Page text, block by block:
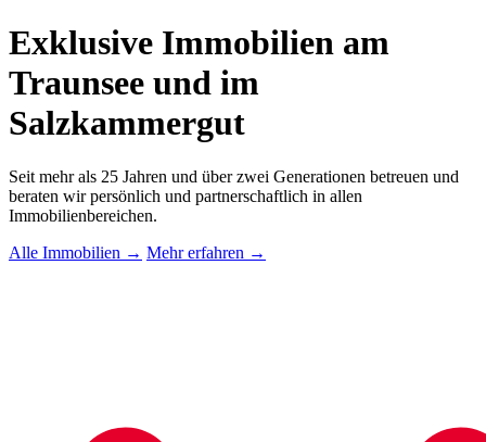
Exklusive Immobilien am
Traunsee und im
Salzkammergut
Seit mehr als 25 Jahren und über zwei Generationen betreuen und
beraten wir persönlich und partnerschaftlich in allen
Immobilienbereichen.
Alle Immobilien → Mehr erfahren →